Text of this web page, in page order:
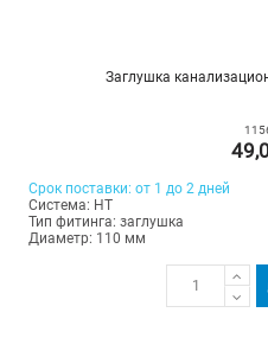
Заглушка
Срок поставки: от 1 до 2 дней
Система: HT
Тип фитинга: заглушка
Диаметр: 110 мм